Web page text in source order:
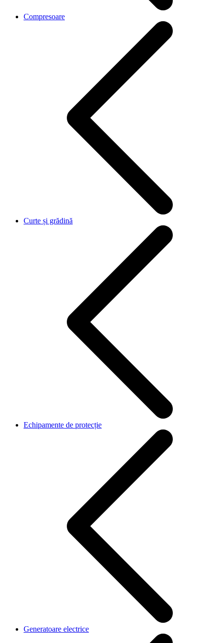
Compresoare
Curte și grădină
Echipamente de protecție
Generatoare electrice